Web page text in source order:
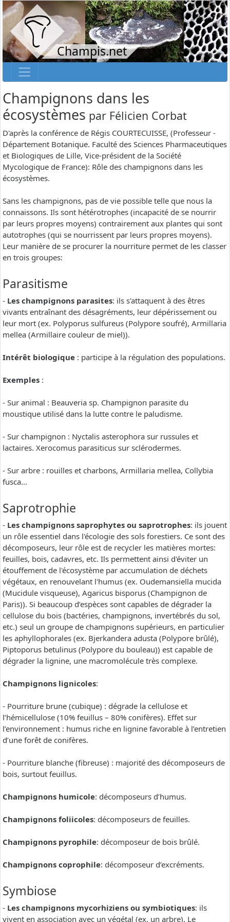
Champis.net
Champignons dans les
écosystèmes par Félicien Corbat
D'après la conférence de Régis COURTECUISSE, (Professeur -
Département Botanique. Faculté des Sciences Pharmaceutiques
et Biologiques de Lille, Vice-président de la Société
Mycologique de France): Rôle des champignons dans les
écosystèmes.
Sans les champignons, pas de vie possible telle que nous la
connaissons. Ils sont hétérotrophes (incapacité de se nourrir
par leurs propres moyens) contrairement aux plantes qui sont
autotrophes (qui se nourrissent par leurs propres moyens).
Leur manière de se procurer la nourriture permet de les classer
en trois groupes:
Parasitisme
- Les champignons parasites: ils s'attaquent à des êtres
vivants entraînant des désagréments, leur dépérissement ou
leur mort (ex. Polyporus sulfureus (Polypore soufré), Armillaria
mellea (Armillaire couleur de miel)).
Intérêt biologique : participe à la régulation des populations.
Exemples :
- Sur animal : Beauveria sp. Champignon parasite du
moustique utilisé dans la lutte contre le paludisme.
- Sur champignon : Nyctalis asterophora sur russules et
lactaires. Xerocomus parasiticus sur sclérodermes.
- Sur arbre : rouilles et charbons, Armillaria mellea, Collybia
fusca…
Saprotrophie
- Les champignons saprophytes ou saprotrophes: ils jouent
un rôle essentiel dans l'écologie des sols forestiers. Ce sont des
décomposeurs, leur rôle est de recycler les matières mortes:
feuilles, bois, cadavres, etc. Ils permettent ainsi d'éviter un
étouffement de l'écosystème par accumulation de déchets
végétaux, en renouvelant l'humus (ex. Oudemansiella mucida
(Mucidule visqueuse), Agaricus bisporus (Champignon de
Paris)). Si beaucoup d’espèces sont capables de dégrader la
cellulose du bois (bactéries, champignons, invertébrés du sol,
etc.) seul un groupe de champignons supérieurs, en particulier
les aphyllophorales (ex. Bjerkandera adusta (Polypore brûlé),
Piptoporus betulinus (Polypore du bouleau)) est capable de
dégrader la lignine, une macromolécule très complexe.
Champignons lignicoles:
- Pourriture brune (cubique) : dégrade la cellulose et
l’hémicellulose (10% feuillus – 80% conifères). Effet sur
l’environnement : humus riche en lignine favorable à l’entretien
d’une forêt de conifères.
- Pourriture blanche (fibreuse) : majorité des décomposeurs de
bois, surtout feuillus.
Champignons humicole: décomposeurs d’humus.
Champignons foliicoles: décomposeurs de feuilles.
Champignons pyrophile: décomposeur de bois brûlé.
Champignons coprophile: décomposeur d’excréments.
Symbiose
- Les champignons mycorhiziens ou symbiotiques: ils
vivent en association avec un végétal (ex. un arbre). Le